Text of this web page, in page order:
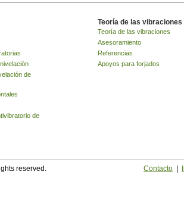
de
de
Teoría de las vibraciones
Teoría de las vibraciones
Asesoramiento
Referencias
Apoyos para forjados
reserved. Contacto